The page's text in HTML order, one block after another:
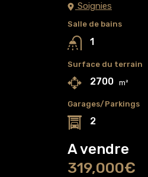
Soignies
Salle de bains
1
Surface du terrain
2700 m²
Garages/Parkings
2
A vendre
319,000€